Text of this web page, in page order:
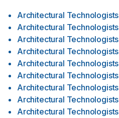
Architectural Technologists
Architectural Technologists
Architectural Technologists
Architectural Technologists
Architectural Technologists
Architectural Technologists
Architectural Technologists
Architectural Technologists
Architectural Technologists